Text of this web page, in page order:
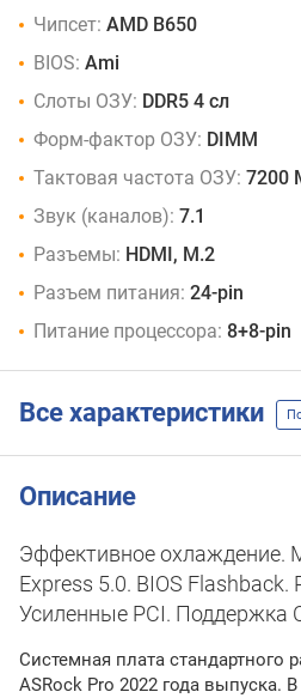
Чипсет: AMD B650
BIOS: Ami
Слоты ОЗУ: DDR5 4 сл
Форм-фактор ОЗУ: DIMM
Тактовая частота ОЗУ: 7200
Звук (каналов): 7.1
Разъемы: HDMI, M.2
Разъем питания: 24-pin
Питание процессора: 8+8-pin
Все характеристики
Описание
Эффективное охлаждение.
Express 5.0. BIOS
Усиленные PCI. Поддержка
Системная плата стандартного
ASRock Pro 2022 года выпуска.